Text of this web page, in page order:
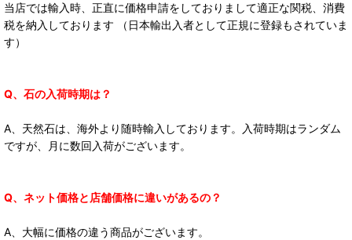
当店では輸入時、正直に価格申請をしておりまして適正な関税、消費
税を納入しております （日本輸出入者として正規に登録もされていま
す）
Q、石の入荷時期は？
A、天然石は、海外より随時輸入しております。入荷時期はランダム
ですが、月に数回入荷がございます。
Q、ネット価格と店舗価格に違いがあるの？
A、大幅に価格の違う商品がございます。